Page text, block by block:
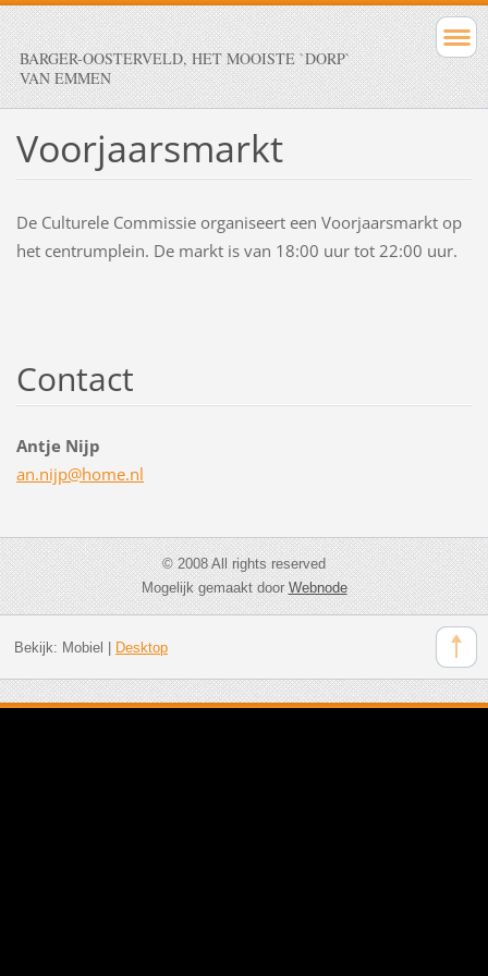
BARGER-OOSTERVELD, HET MOOISTE `DORP`
VAN EMMEN
Voorjaarsmarkt
De Culturele Commissie organiseert een Voorjaarsmarkt op
het centrumplein. De markt is van 18:00 uur tot 22:00 uur.
Contact
Antje Nijp
an.nijp@home.nl
© 2008 All rights reserved
Mogelijk gemaakt doorWebnode
Bekijk: Mobiel Desktop